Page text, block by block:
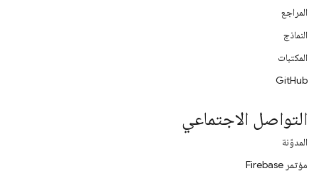
المراجع
النماذج
المكتبات
GitHub
التواصل الاجتماعي
المدوّنة
مؤتمر Firebase